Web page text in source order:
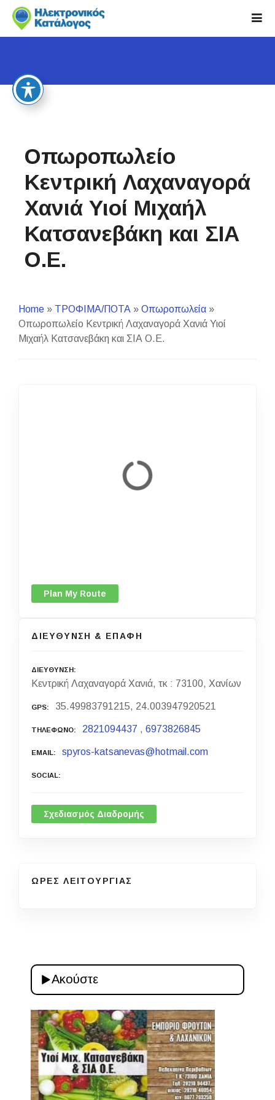
i
Οπωροπωλείο
Κεντρική Λαχαναγορά
Χανιά Υιοί Μιχαήλ
Κατσανεβάκη και ΣΙΑ
Ο.Ε.
Home » ΤΡΟΦΙΜΑ/ΠΟΤΑ » Οπωροπωλεία »
Οπωροπωλείο Κεντρική Λαχαναγορά Χανιά Υιοί
Μιχαήλ Κατσανεβάκη και ΣΙΑ Ο.Ε.
Plan My Route
ΔΙΕΥΘΥΝΣΗ & ΕΠΑΦΗ
ΔΙΕΥΘΥΝΣΗ
Κεντρική Λαχαναγορά Χανιά, τκ : 73100, Χανίων
GPS 35.49983791215, 24.003947920521
ΤΗΛΕΦΩΝΟ 2821094437 ,6973826845
EMAIL spyros-katsanevas@hotmail.com
SOCIAL
Σχεδιασμός Διαδρομής
ΩΡΕΣ ΛΕΙΤΟΥΡΓΙΑΣ
Ακούστε